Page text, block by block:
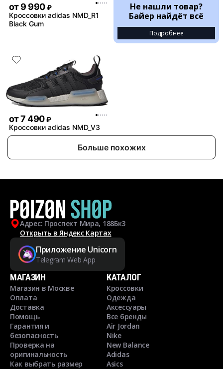
от9 990 ₽
Кроссовки adidas NMD_R1
Black Gum
Не нашли товар?
Байер найдёт всё
Подробнее
от7 490 ₽
Кроссовки adidas NMD_V3
Больше похожих
Адрес: Проспект Мира, 188Бк3
Открыть в Яндекс Картах
Приложение Unicorn
Telegram Web App
МАГАЗИН
Магазин в Москве
Оплата
Доставка
Помощь
Гарантия и
безопасность
Проверка на
оригинальность
Как выбрать размер
КАТАЛОГ
Кроссовки
Одежда
Аксессуары
Все бренды
Air Jordan
Nike
New Balance
Adidas
Asics